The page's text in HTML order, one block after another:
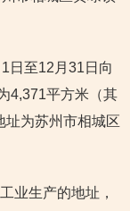
日至12月31日向
4,371平方米（其
址为苏州市相城区
业生产的地址，